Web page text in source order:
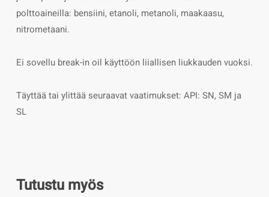
polttoaineilla: bensiini, etanoli, metanoli, maakaasu,
nitrometaani.
Ei sovellu break-in oil käyttöön liiallisen liukkauden vuoksi.
Täyttää tai ylittää seuraavat vaatimukset: API: SN, SM ja
SL
Tutustu myös